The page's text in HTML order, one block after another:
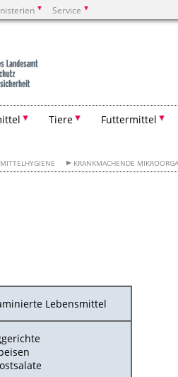
Service
Tiere Futtermittel
KRANKMACHENDE
Lebensmittel